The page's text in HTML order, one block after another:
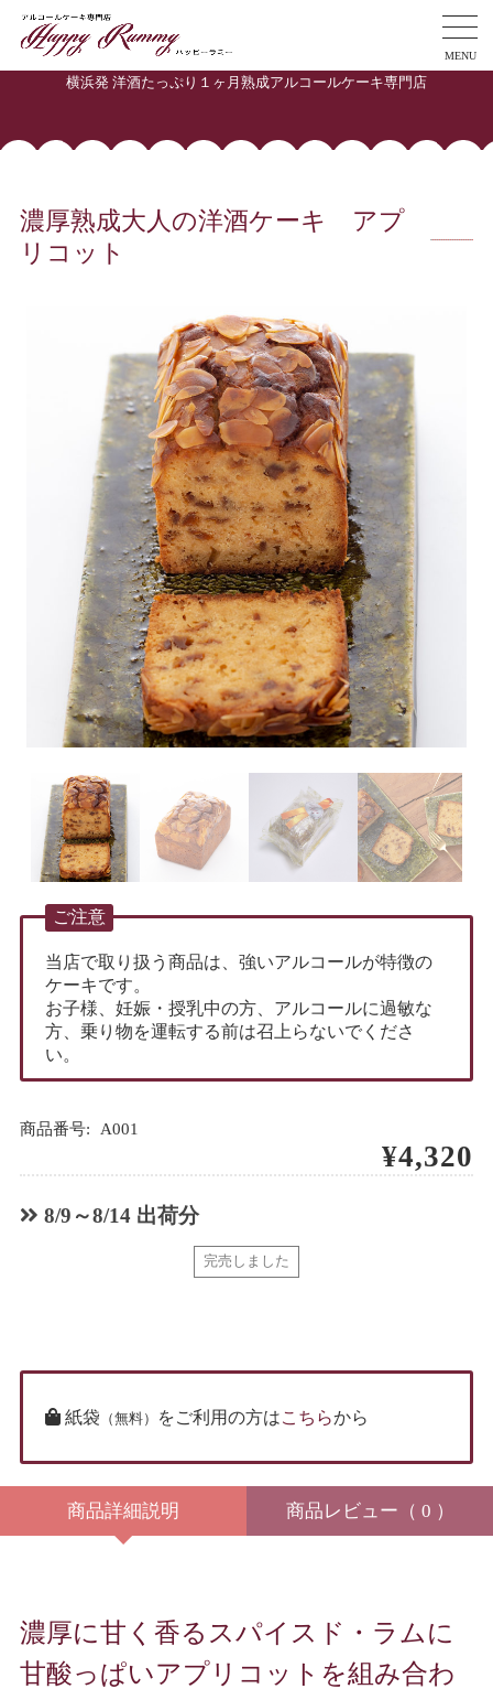
MENU
横浜発 洋酒たっぷり１ヶ月熟成アルコールケーキ専門店
濃厚熟成大人の洋酒ケーキ アプ
リコット
ご注意
当店で取り扱う商品は、強いアルコールが特徴の
ケーキです。
お子様、妊娠・授乳中の方、アルコールに過敏な
方、乗り物を運転する前は召上らないでくださ
い。
商品番号: A001
¥4,320
8/9～8/14 出荷分
完売しました
紙袋 （無料） をご利用の方はこちらから
商品詳細説明 商品レビュー （ 0 ）
濃厚に甘く香るスパイスド・ラムに
甘酸っぱいアプリコットを組み合わ